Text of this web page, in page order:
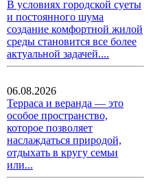
В условиях городской суеты
и постоянного шума
создание комфортной жилой
среды становится все более
актуальной задачей....
06.08.2026
Терраса и веранда — это
особое пространство,
которое позволяет
наслаждаться природой,
отдыхать в кругу семьи
или...